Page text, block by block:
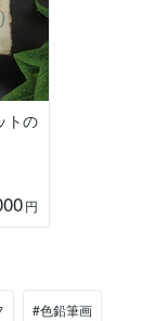
トの
円
#色鉛筆画